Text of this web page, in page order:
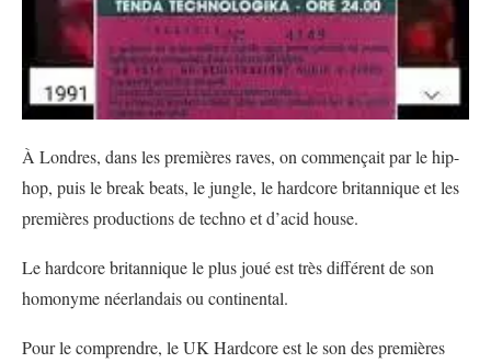
À Londres, dans les premières raves, on commençait par le hip-
hop, puis le break beats, le jungle, le hardcore britannique et les
premières productions de techno et d’acid house.
Le hardcore britannique le plus joué est très différent de son
homonyme néerlandais ou continental.
Pour le comprendre, le UK Hardcore est le son des premières